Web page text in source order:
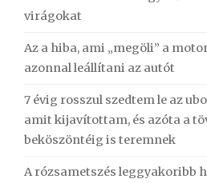
virágokat
Az a hiba, ami „megöli” a
azonnal leállítani az autót
7 évig rosszul szedtem le az
amit kijavítottam, és azóta a
beköszöntéig is teremnek
A rózsametszés leggyakoribb